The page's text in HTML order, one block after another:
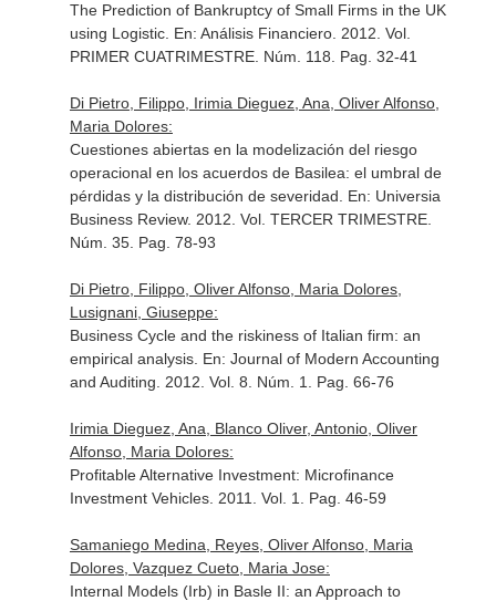
The Prediction of Bankruptcy of Small Firms in the UK
using Logistic. En: Análisis Financiero. 2012. Vol.
PRIMER CUATRIMESTRE. Núm. 118. Pag. 32-41
Di Pietro, Filippo, Irimia Dieguez, Ana, Oliver Alfonso,
Maria Dolores:
Cuestiones abiertas en la modelización del riesgo
operacional en los acuerdos de Basilea: el umbral de
pérdidas y la distribución de severidad. En: Universia
Business Review. 2012. Vol. TERCER TRIMESTRE.
Núm. 35. Pag. 78-93
Di Pietro, Filippo, Oliver Alfonso, Maria Dolores,
Lusignani, Giuseppe:
Business Cycle and the riskiness of Italian firm: an
empirical analysis. En: Journal of Modern Accounting
and Auditing . 2012. Vol. 8. Núm. 1. Pag. 66-76
Irimia Dieguez, Ana, Blanco Oliver, Antonio, Oliver
Alfonso, Maria Dolores:
Profitable Alternative Investment: Microfinance
Investment Vehicles. 2011. Vol. 1. Pag. 46-59
Samaniego Medina, Reyes, Oliver Alfonso, Maria
Dolores, Vazquez Cueto, Maria Jose:
Internal Models (Irb) in Basle II: an Approach to